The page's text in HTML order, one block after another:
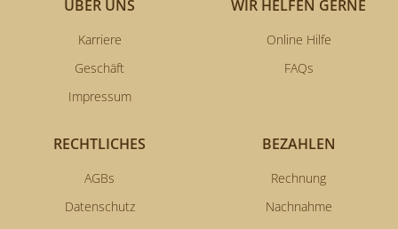
ÜBER UNS
Karriere
Geschäft
Impressum
WIR HELFEN GERNE
Online Hilfe
FAQs
RECHTLICHES
AGBs
Datenschutz
BEZAHLEN
Rechnung
Nachnahme